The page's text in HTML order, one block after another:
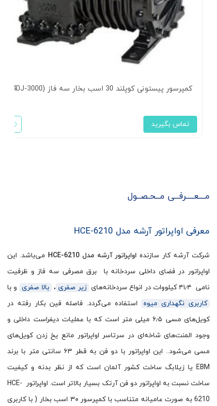
کمپرسور پیستونی کوپلند 30 اسب بخار سه فاز (4DJ-3000)
تماس بگیرید
مـــعــــرفــی مــحـصــول
معرفی اواپراتور آرشه مدل HCE-6210
شرکت آرشه کار سازنده اواپراتور آرشه مدل HCE-6210
می‌باشد. این
اواپراتور در فضای داخلی سردخانه با برق مصرفی سه فاز و ظرفیت
نامی ۴۱٫۴ کیلووات در انواع سردخانه‌های
زیر صفری ، بالا صفری و با
کاربری نگهداری میوه
استفاده می‌گردد. فاصله فین بکار رفته در
کویل‌های مسی ۶٫۵ میلی متر است که با عملیات دیفراست داخلی و
وجود المنت‌های شاخه‌ای در سرتاسر اواپراتور مانع یخ زدن کویل‌های
مسی می‌شود.. این اواپراتور با دو فن به قطر ۶۳ سانتی متر با برند
EBM یا زیلابگ ساخت کشور آلمان است که از نظر بدنه و کیفیت
ساخت نسبت به اواپراتور دو فن آرتک بسیار بالاتر است. اواپراتور HCE-
6210 به صورت عامیانه متناسب با کمپرسور ۳۰ اسب بخار ( با کاربری